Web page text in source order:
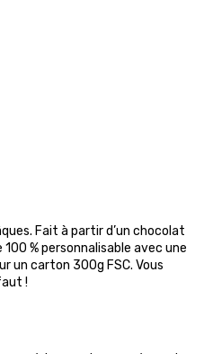
Fait à partir d’un chocolat
% personnalisable avec une
un carton 300g FSC. Vous
!